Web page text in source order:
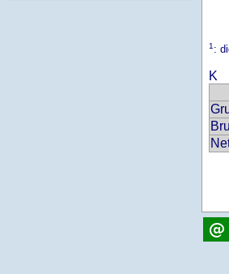
1:
K